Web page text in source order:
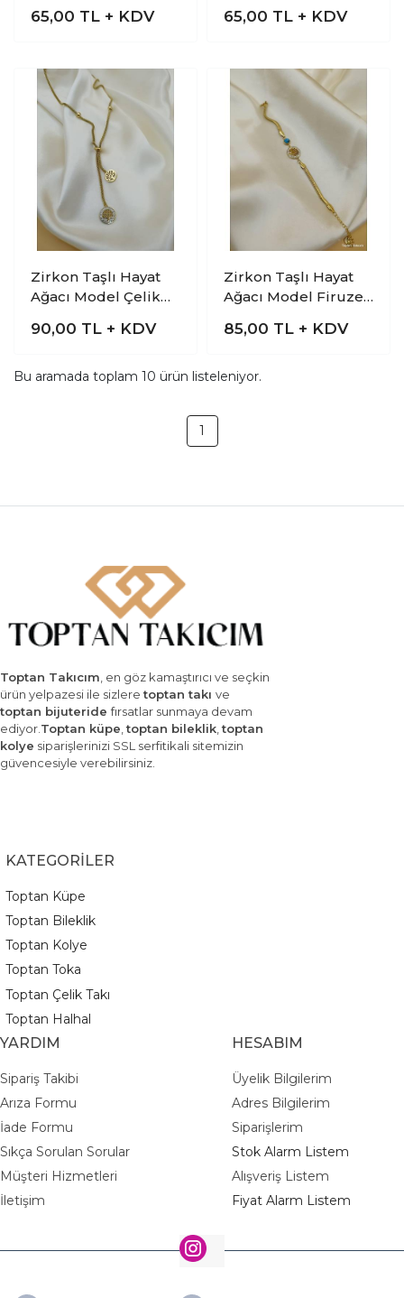
65,00 TL + KDV 65,00 TL + KDV
Zirkon Taşlı Hayat
Ağacı Model Çelik
90,00 TL + KDV
Zirkon Taşlı Hayat
Ağacı Model Firuzeli
85,00 TL + KDV
Bu aramada toplam 10 ürün listeleniyor.
1
Toptan Takıcım , en göz kamaştırıcı ve seçkin
ürün yelpazesi ile sizleretoptan takı ve
toptan bijuteridefırsatlar sunmaya devam
ediyor. Toptan küpe ,toptan bileklik ,toptan
kolye siparişlerinizi SSL serfitikali sitemizin
güvencesiyle verebilirsiniz.
KATEGORİLER
Toptan Küpe
Toptan Bileklik
Toptan Kolye
Toptan Toka
Toptan Çelik Takı
Toptan Halhal
YARDIM
Sipariş Takibi
Arıza Formu
İade Formu
Sıkça Sorulan Sorular
Müşteri Hizmetleri
İletişim
HESABIM
Üyelik Bilgilerim
Adres Bilgilerim
Siparişlerim
Stok Alarm Listem
Alışveriş Listem
Fiyat Alarm Listem